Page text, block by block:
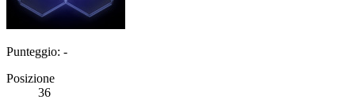
Punteggio: -
Posizione
36